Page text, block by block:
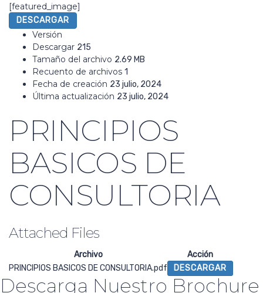
[featured_image]
DESCARGAR
Versión
Descargar 215
Tamaño del archivo 2.69 MB
Recuento de archivos 1
Fecha de creación 23 julio, 2024
Última actualización 23 julio, 2024
PRINCIPIOS
BASICOS DE
CONSULTORIA
Attached Files
Archivo
Acción
PRINCIPIOS BASICOS DE CONSULTORIA.pdf
DESCARGAR
Descarga Nuestro Brochure